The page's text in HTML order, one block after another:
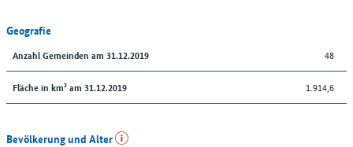
Geografie
Anzahl Gemeinden am 31.12.2019 48
Fläche in km² am 31.12.2019 1.914,6
Bevölkerung und Alter